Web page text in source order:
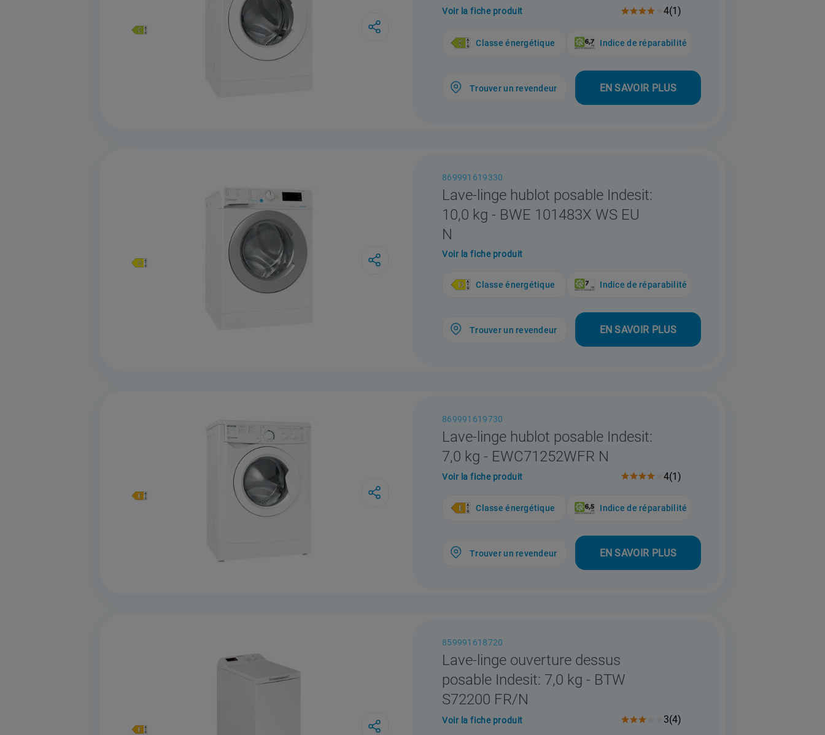
Voir la fiche produit 4(1)
Classe énergétique
Trouver un revendeur
Indice de réparabilité
EN SAVOIR PLUS
869991619330
Lave-linge hublot posable Indesit:
10,0 kg - BWE 101483X WS EU
N
Voir la fiche produit
Classe énergétique
Trouver un revendeur
Indice de réparabilité
EN SAVOIR PLUS
869991619730
Lave-linge hublot posable Indesit:
7,0 kg - EWC71252WFR N
Voir la fiche produit 4(1)
Classe énergétique
Trouver un revendeur
Indice de réparabilité
EN SAVOIR PLUS
859991618720
Lave-linge ouverture dessus
posable Indesit: 7,0 kg - BTW
S72200 FR/N
Voir la fiche produit 3(4)